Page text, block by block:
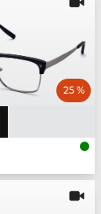
25 %